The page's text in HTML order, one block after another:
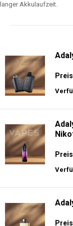
langer Akkulaufzeit.